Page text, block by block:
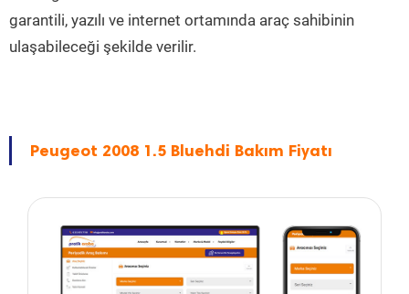
garantili, yazılı ve internet ortamında araç sahibinin
ulaşabileceği şekilde verilir.
Peugeot 2008 1.5 Bluehdi Bakım Fiyatı